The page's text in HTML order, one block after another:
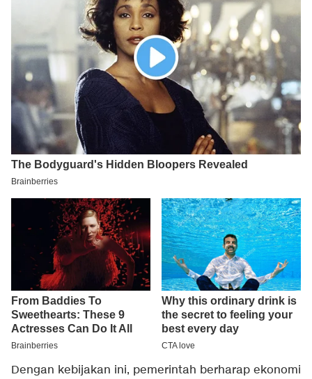
Dengan kebijakan ini, pemerintah berharap ekonomi